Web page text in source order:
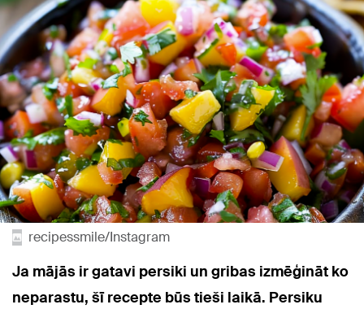
recipessmile/Instagram
Ja mājās ir gatavi persiki un gribas izmēģināt ko
neparastu, šī recepte būs tieši laikā. Persiku